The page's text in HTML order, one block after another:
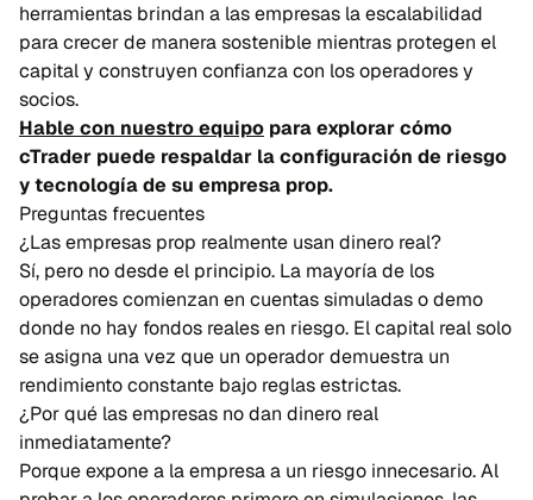
herramientas brindan a las empresas la escalabilidad
para crecer de manera sostenible mientras protegen el
capital y construyen confianza con los operadores y
socios.
Hable con nuestro equipo para explorar cómo
cTrader puede respaldar la configuración de riesgo
y tecnología de su empresa prop.
Preguntas frecuentes
¿Las empresas prop realmente usan dinero real?
Sí, pero no desde el principio. La mayoría de los
operadores comienzan en cuentas simuladas o demo
donde no hay fondos reales en riesgo. El capital real solo
se asigna una vez que un operador demuestra un
rendimiento constante bajo reglas estrictas.
¿Por qué las empresas no dan dinero real
inmediatamente?
Porque expone a la empresa a un riesgo innecesario. Al